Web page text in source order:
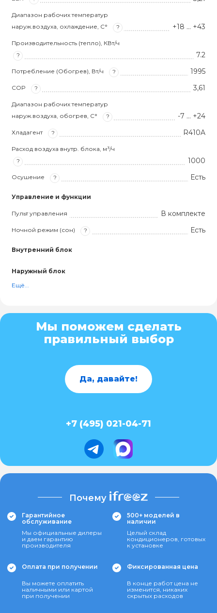
Диапазон рабочих температур
наруж.воздуха, охлаждение, С°
? +18 … +43
Производительность (тепло), КВт/ч
?
7.2
Потребление (Обогрев), Вт/ч ? 1995
COP ? 3,61
Диапазон рабочих температур
наруж.воздуха, обогрев, С°
? -7 … +24
Хладагент ? R410A
Расход воздуха внутр. блока, м³/ч
?
1000
Осушение ? Есть
Управление и функции
Пульт управления В комплекте
Ночной режим (сон) ? Есть
Внутренний блок
Наружный блок
Ещё...
Мы поможем сделать
правильный выбор
Да, давайте!
+7 (495) 021-04-71
Почему
Гарантийное
обслуживание
Мы официальные дилеры
и даем гарантию
производителя
500+ моделей в
наличии
Целый склад
кондиционеров, готовых
к установке
Оплата при получении
Вы можете оплатить
наличными или картой
при получении
Фиксированная цена
В конце работ цена не
изменится, никаких
скрытых расходов